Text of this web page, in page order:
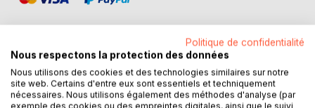
DESCRIPTION
Politique de confidentialité
Nous respectons la protection des données
Nous utilisons des cookies et des technologies similaires sur notre
site web. Certains d'entre eux sont essentiels et techniquement
nécessaires. Nous utilisons également des méthodes d'analyse (par
exemple des cookies ou des empreintes digitales, ainsi que le suivi